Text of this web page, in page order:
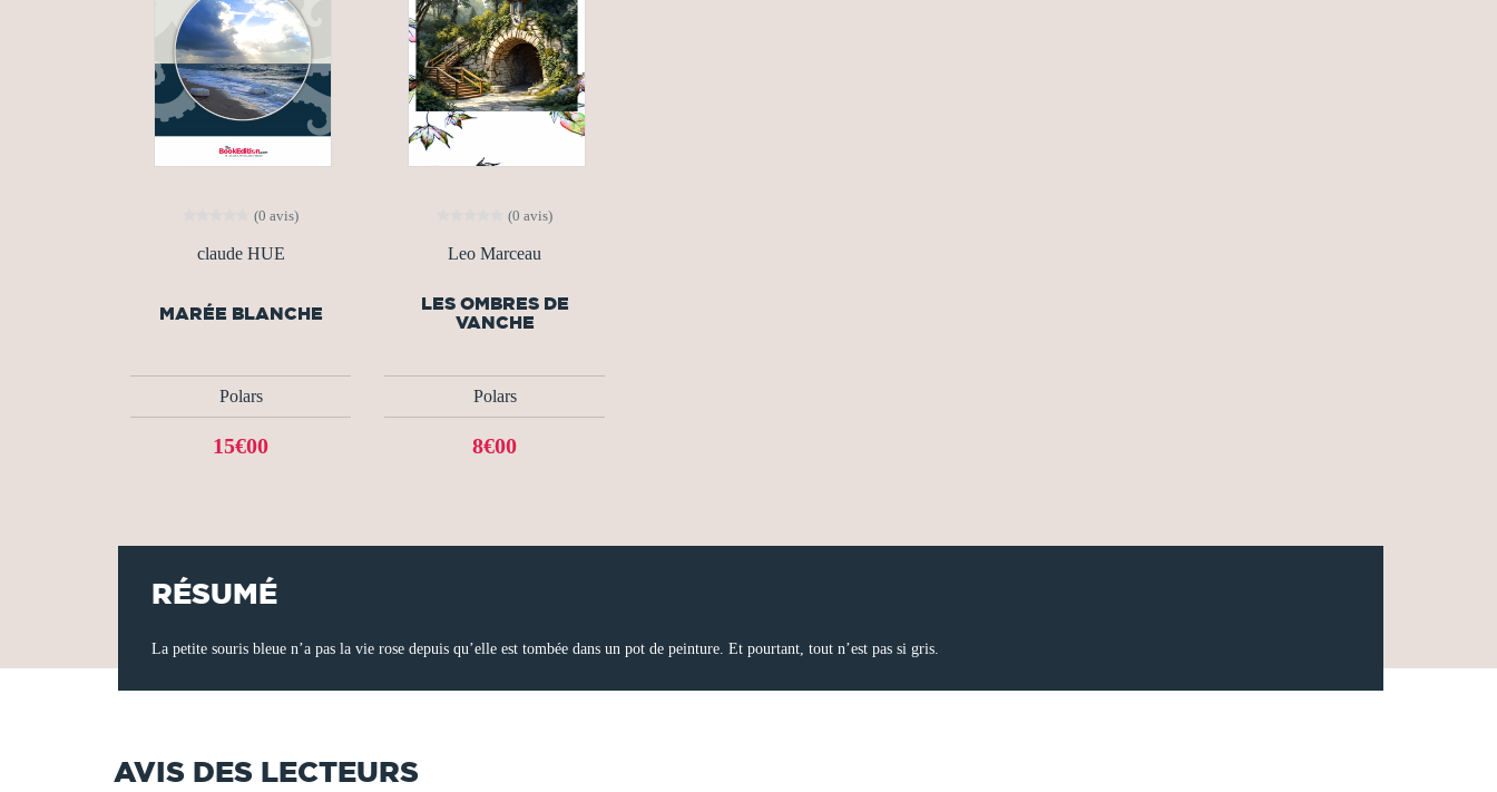
(0 avis)
claude HUE
MARÉE BLANCHE
Polars
15€00
(0 avis)
Leo Marceau
LES OMBRES DE
VANCHE
Polars
8€00
RÉSUMÉ
La petite souris bleue n’a pas la vie rose depuis qu’elle est tombée dans un pot de peinture. Et pourtant, tout n’est pas si gris.
AVIS DES LECTEURS